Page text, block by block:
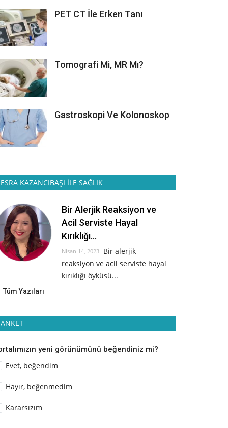
PET CT İle Erken Tanı
Tomografi Mi, MR Mı?
Gastroskopi Ve Kolonoskop
ESRA KAZANCIBAŞI İLE SAĞLIK
Bir Alerjik Reaksiyon ve
Acil Serviste Hayal
Kırıklığı...
Nisan 14, 2023 Bir alerjik
reaksiyon ve acil serviste hayal
kırıklığı öyküsü...
Tüm Yazıları
ANKET
yeni görünümünü beğendiniz mi?
Evet, beğendim
Hayır, beğenmedim
Kararsızım